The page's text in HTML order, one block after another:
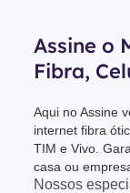
Assine o
Fibra,
Aqui no Assine
internet fibra
TIM e Vivo.
casa ou
Nossos